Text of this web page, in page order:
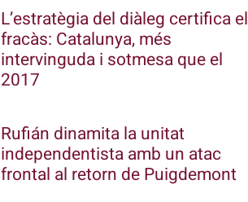
L’estratègia del diàleg certifica el
fracàs: Catalunya, més
intervinguda i sotmesa que el
2017
Rufián dinamita la unitat
independentista amb un atac
frontal al retorn de Puigdemont